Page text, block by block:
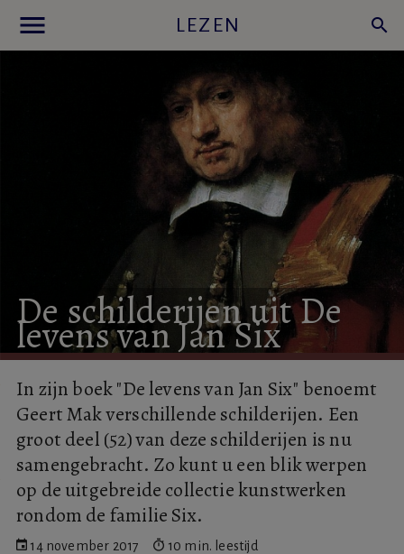
menu LEZEN search
De schilderijenuitDe
levensvanJanSix
In zijn boek "De levens van Jan Six" benoemt
Geert Mak verschillende schilderijen. Een
groot deel (52) van deze schilderijen is nu
samengebracht. Zo kunt u een blik werpen
op de uitgebreide collectie kunstwerken
rondom de familie Six.
14 november 2017 10 min. leestijd